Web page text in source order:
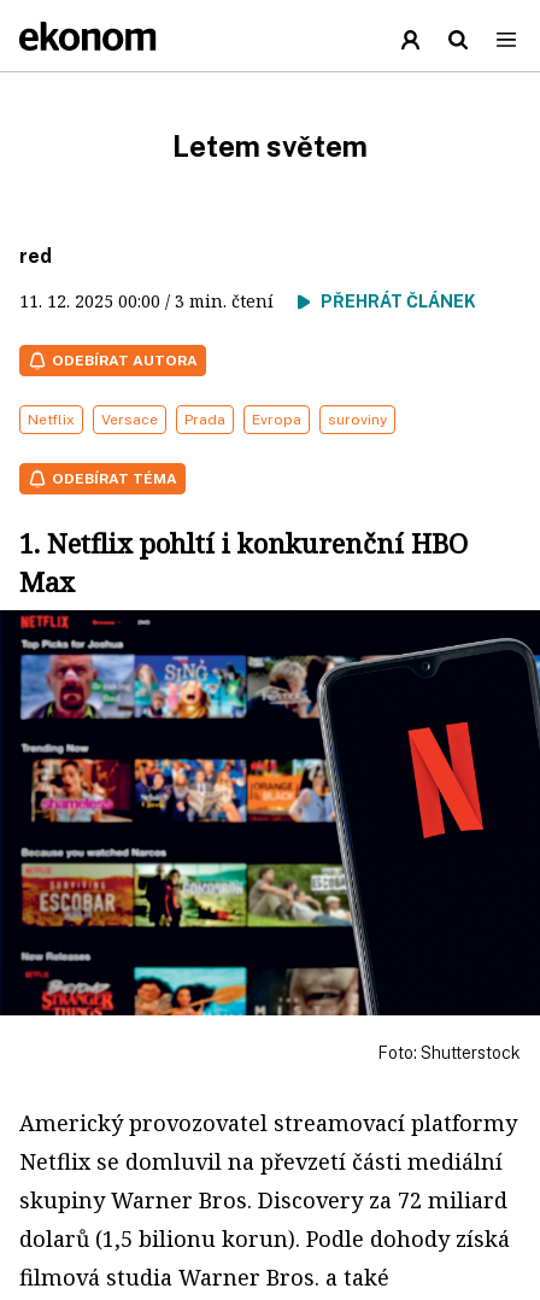
Letem světem
red
11. 12. 2025 00:00 / 3 min. čtení PŘEHRÁT ČLÁNEK
ODEBÍRAT AUTORA
Netflix Versace Prada Evropa suroviny
ODEBÍRAT TÉMA
1. Netflix pohltí i konkurenční HBO
Max
Foto: Shutterstock
Americký provozovatel streamovací platformy
Netflix se domluvil na převzetí části mediální
skupiny Warner Bros. Discovery za 72 miliard
dolarů (1,5 bilionu korun). Podle dohody získá
filmová studia Warner Bros. a také